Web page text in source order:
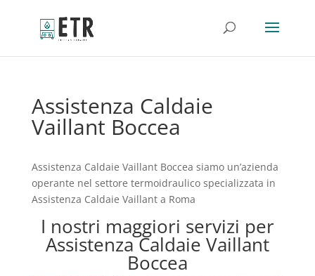
Assistenza Caldaie
Vaillant Boccea
Assistenza Caldaie Vaillant Boccea siamo un’azienda
operante nel settore termoidraulico specializzata in
Assistenza Caldaie Vaillant a Roma
I nostri maggiori servizi per
Assistenza Caldaie Vaillant
Boccea